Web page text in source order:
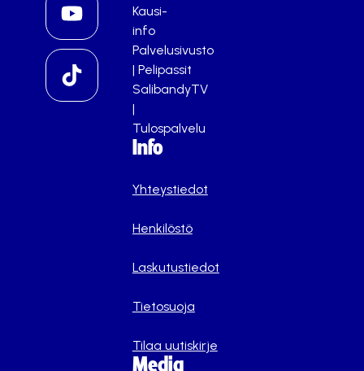
Kausi-
info
Palvelusivusto
| Pelipassit
SalibandyTV
|
Tulospalvelu
Info
Yhteystiedot
Henkilöstö
Laskutustiedot
Tietosuoja
Tilaa uutiskirje
Media